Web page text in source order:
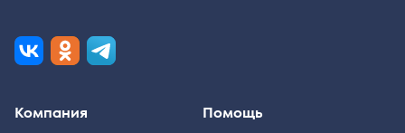
Компания Помощь